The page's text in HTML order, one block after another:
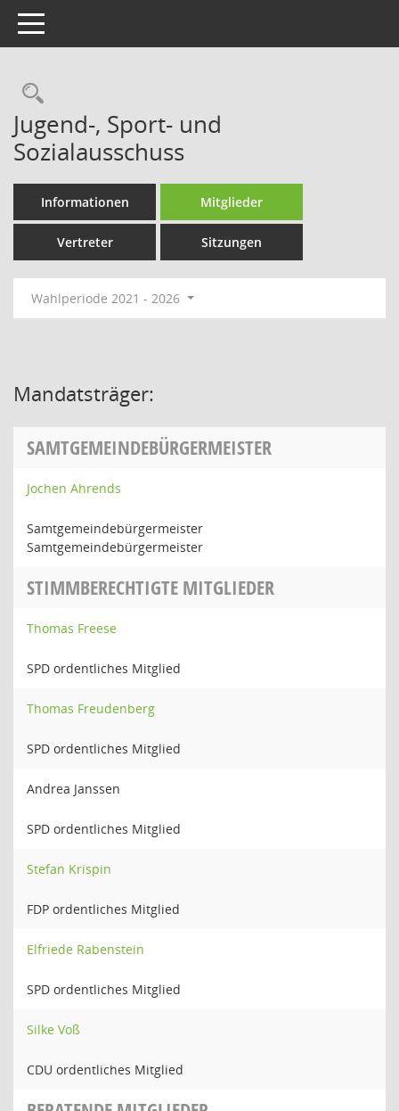
Toggle navigation
Rechercheauswahl
Jugend-, Sport- und
Sozialausschuss
Informationen Mitglieder
Vertreter Sitzungen
Wahlperiode 2021 - 2026
Mandatsträger:
SAMTGEMEINDEBÜRGERMEISTER
Jochen Ahrends
Samtgemeindebürgermeister
Samtgemeindebürgermeister
STIMMBERECHTIGTE MITGLIEDER
Thomas Freese
SPD ordentliches Mitglied
Thomas Freudenberg
SPD ordentliches Mitglied
Andrea Janssen
SPD ordentliches Mitglied
Stefan Krispin
FDP ordentliches Mitglied
Elfriede Rabenstein
SPD ordentliches Mitglied
Silke Voß
CDU ordentliches Mitglied